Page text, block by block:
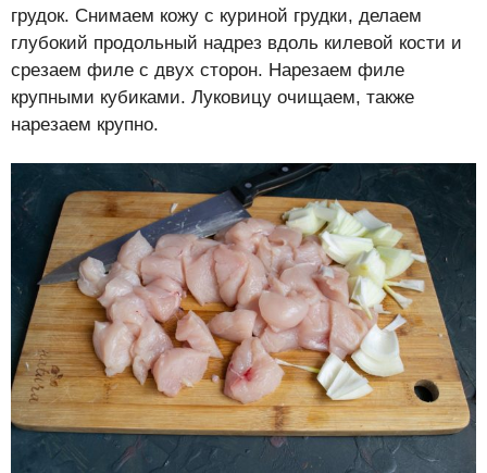
грудок. Снимаем кожу с куриной грудки, делаем
глубокий продольный надрез вдоль килевой кости и
срезаем филе с двух сторон. Нарезаем филе
крупными кубиками. Луковицу очищаем, также
нарезаем крупно.